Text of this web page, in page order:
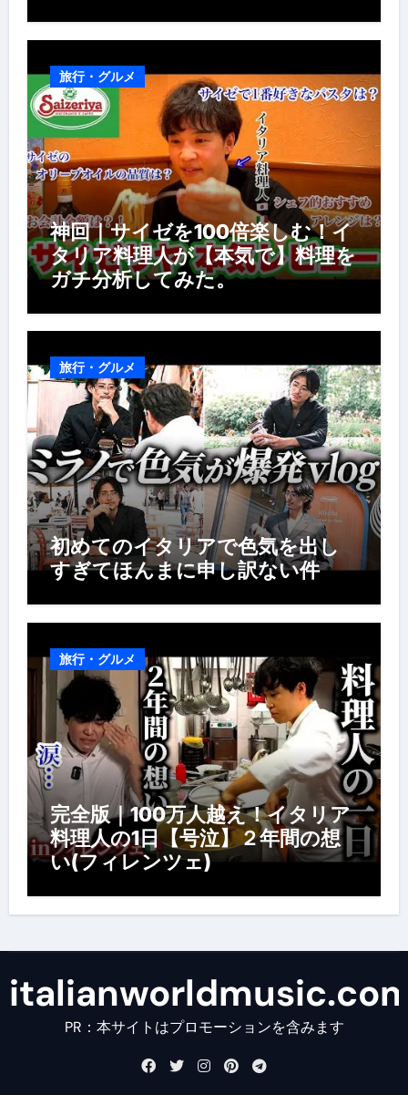
風景】
旅行・グルメ
神回｜サイゼを100倍楽しむ！イ
タリア料理人が【本気で】料理を
ガチ分析してみた。
旅行・グルメ
初めてのイタリアで色気を出し
すぎてほんまに申し訳ない件
旅行・グルメ
完全版｜100万人越え！イタリア
料理人の1日【号泣】２年間の想
い(フィレンツェ)
PR：本サイトはプロモーションを含みます